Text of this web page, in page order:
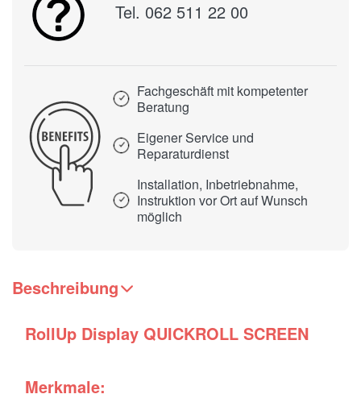
Tel. 062 511 22 00
Fachgeschäft mit kompetenter
Beratung
Eigener Service und
Reparaturdienst
Installation, Inbetriebnahme,
Instruktion vor Ort auf Wunsch
möglich
Beschreibung
RollUp Display QUICKROLL SCREEN
Merkmale: